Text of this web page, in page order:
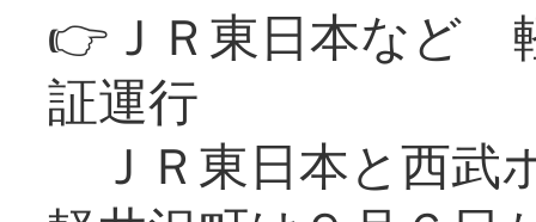
👉ＪＲ東日本など
証運行
ＪＲ東日本と西武